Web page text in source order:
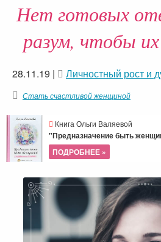
Нет готовых
разум, чтобы
28.11.19 | Личностный рост и
Стать счастливой женщиной
Книга Ольги Валяевой
"Предназначение быть
ПОДРОБНЕЕ »